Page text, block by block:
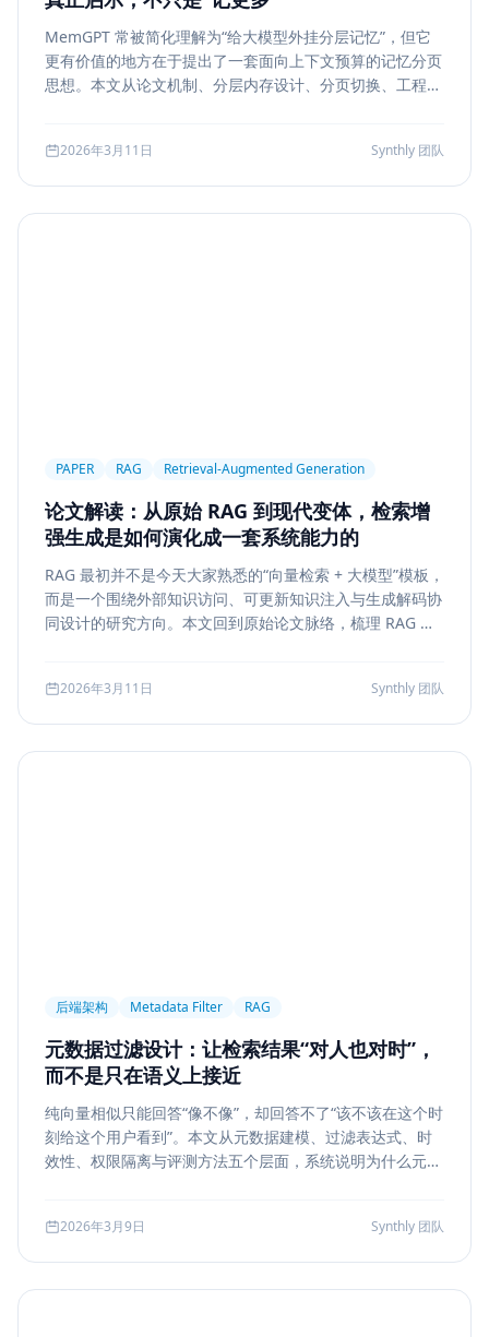
MemGPT 常被简化理解为“给大模型外挂分层记忆”，但它
更有价值的地方在于提出了一套面向上下文预算的记忆分页
思想。本文从论文机制、分层内存设计、分页切换、工程可
2026年3月11日 Synthly 团队
PAPER RAG Retrieval-Augmented Generation
论文解读：从原始 RAG 到现代变体，检索增
强生成是如何演化成一套系统能力的
RAG 最初并不是今天大家熟悉的“向量检索 + 大模型”模板，
而是一个围绕外部知识访问、可更新知识注入与生成解码协
同设计的研究方向。本文回到原始论文脉络，梳理 RAG 如
retrieval 等现代变体，并总结其中真正持续成立的工程原
则。
2026年3月11日 Synthly 团队
后端架构 Metadata Filter RAG
元数据过滤设计：让检索结果“对人也对时”，
而不是只在语义上接近
纯向量相似只能回答“像不像”，却回答不了“该不该在这个时
刻给这个用户看到”。本文从元数据建模、过滤表达式、时
效性、权限隔离与评测方法五个层面，系统说明为什么元数
2026年3月9日 Synthly 团队